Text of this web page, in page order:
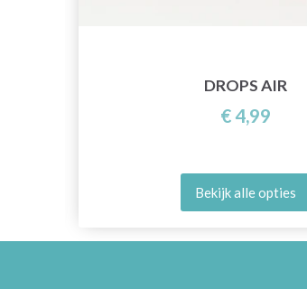
DROPS AIR
€ 4,99
Bekijk alle opties